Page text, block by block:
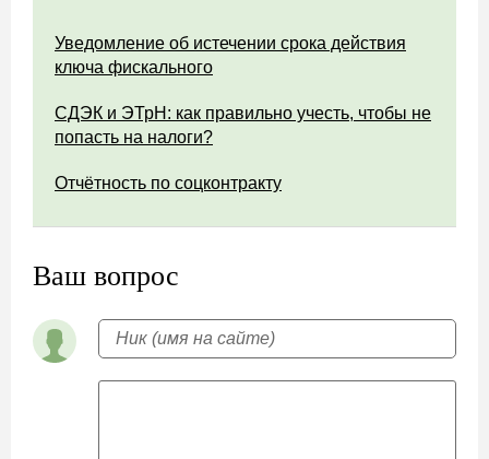
Уведомление об истечении срока действия
ключа фискального
СДЭК и ЭТрН: как правильно учесть, чтобы не
попасть на налоги?
Отчётность по соцконтракту
Ваш вопрос